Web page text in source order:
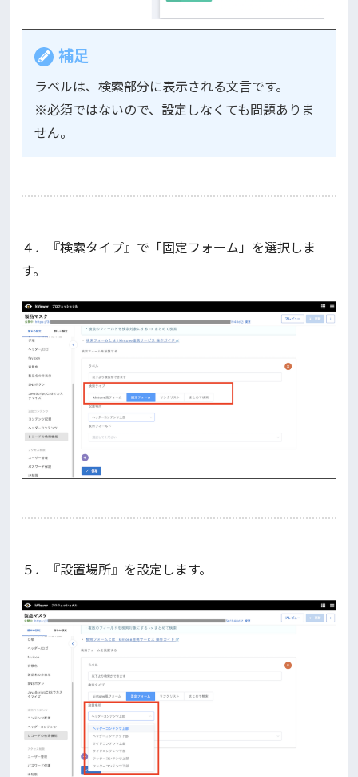
補足
ラベルは、検索部分に表示される文言です。
※必須ではないので、設定しなくても問題ありま
せん。
４．『検索タイプ』で「固定フォーム」を選択しま
す。
５．『設置場所』を設定します。